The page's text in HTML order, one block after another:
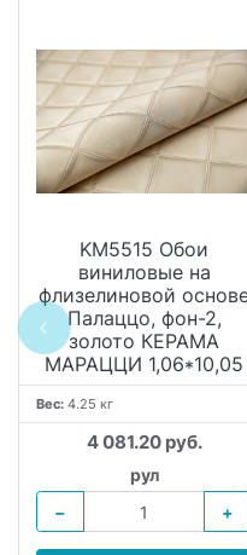
KM5515 Обои
виниловые на
флизелиновой
Палаццо, фон-2,
золото КЕРАМА
МАРАЦЦИ 1,06*10,05
Вес: 4.25 кг
4 081.20 руб.
рул
−
+